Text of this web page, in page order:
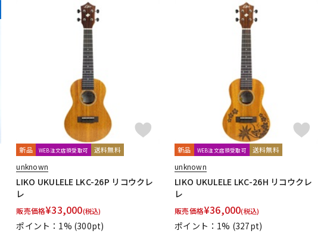
新品 WEB注文店頭受取可 送料無料
unknown
LIKO UKULELE LKC-26P リコウクレ
レ
販売価格¥33,000(税込)
ポイント：1% (300pt)
新品 WEB注文店頭受取可 送料無料
unknown
LIKO UKULELE LKC-26H リコウクレ
レ
販売価格¥36,000(税込)
ポイント：1% (327pt)